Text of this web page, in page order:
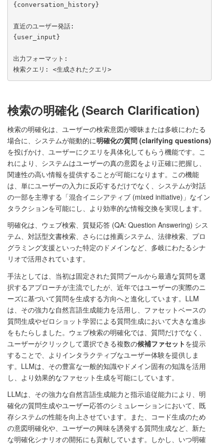
{conversation_history}
直近のユーザー発話:
{user_input}
出力フォーマット:
検索クエリ: <生成されたクエリ>
検索の明確化 (Search Clarification)
検索の明確化は、ユーザーの検索意図が曖昧または多岐にわたる
場合に、システムが能動的に明確化の質問 (clarifying questions)
を投げかけ、ユーザーにクエリを具体化してもらう機能です。こ
れにより、システムはユーザーの真の意図をより正確に把握し、
関連性の高い情報を提供することが可能になります。この機能
は、単にユーザーの入力に反応するだけでなく、システムが対話
の一部を主導する「混合イニシアティブ (mixed initiative)」なイン
タラクションを可能にし、より効率的な情報交換を実現します。
明確化は、ウェブ検索、質疑応答 (QA: Question Answering) シス
テム、対話型文書検索、さらには推薦システム、法律検索、プロ
グラミング支援といった特定のドメインなど、多岐にわたるシナ
リオで活用されています。
手法としては、当初は固定された質問プールから最適な質問を選
択するアプローチが主流でしたが、近年ではユーザーの実際のニ
ーズに基づいて質問を生成する方向へと進化しています。LLM
は、その強力な自然言語生成能力を活用し、ファセットベースの
質問生成やゼロショット学習による質問生成において大きな進歩
をもたらしました。ウェブ検索の明確化では、質問だけでなく、
ユーザーがクリックして選択できる複数の候補ファセットを提示
することで、よりインタラクティブなユーザー体験を提供しま
す。LLMは、その豊富な一般的知識やドメイン固有の知識を活用
し、より効果的なファセット生成を可能にしています。
LLMは、その強力な自然言語生成能力と指示追従能力により、明
確化の質問生成やユーザー応答のシミュレーションにおいて、既
存システムの性能を向上させています。また、コード生成のため
の意図明確化や、ユーザーの興味を誘発する質問生成など、新た
な明確化シナリオの開拓にも貢献しています。しかし、いつ明確